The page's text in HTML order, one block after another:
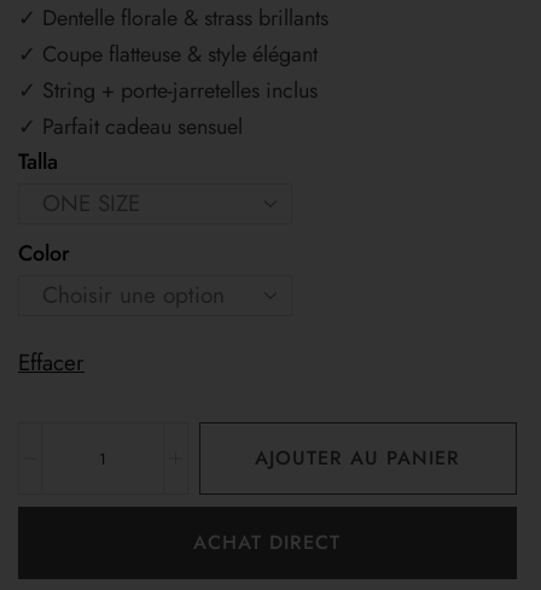
✓ Dentelle florale & strass brillants
✓ Coupe flatteuse & style élégant
✓ String + porte-jarretelles inclus
✓ Parfait cadeau sensuel
Talla
Color
Effacer
AJOUTER AU PANIER
ACHAT DIRECT